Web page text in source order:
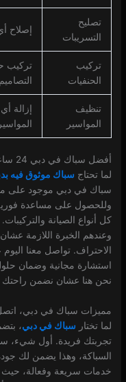
تصليح
التسريبات
إصلاح
تركيب
الحنفيات
تركيب
تنظيف
المواسير
إزالة
أفضل سباك في دبي 24 ساعة، اتصل بنا على 0557714476
لما تحتاجسباك موثوق فيه
سباك في دبي موجود على
وللحصول على مساعدة
كل أنواع الصيانة
وعندهم الخبرة اللازمة
الاحتراف. تواصل معنا
استشارة مجانية وضمان
نحن هنا عشان نضمن راحتك
مميزات سباك في دبي، اتصل بنا على
لما تختارسباك في دبي،
تجربتك فريدة. أول شيء،
السباكة، وهذا يضمن لك
خدمات سريعة وفعالة،